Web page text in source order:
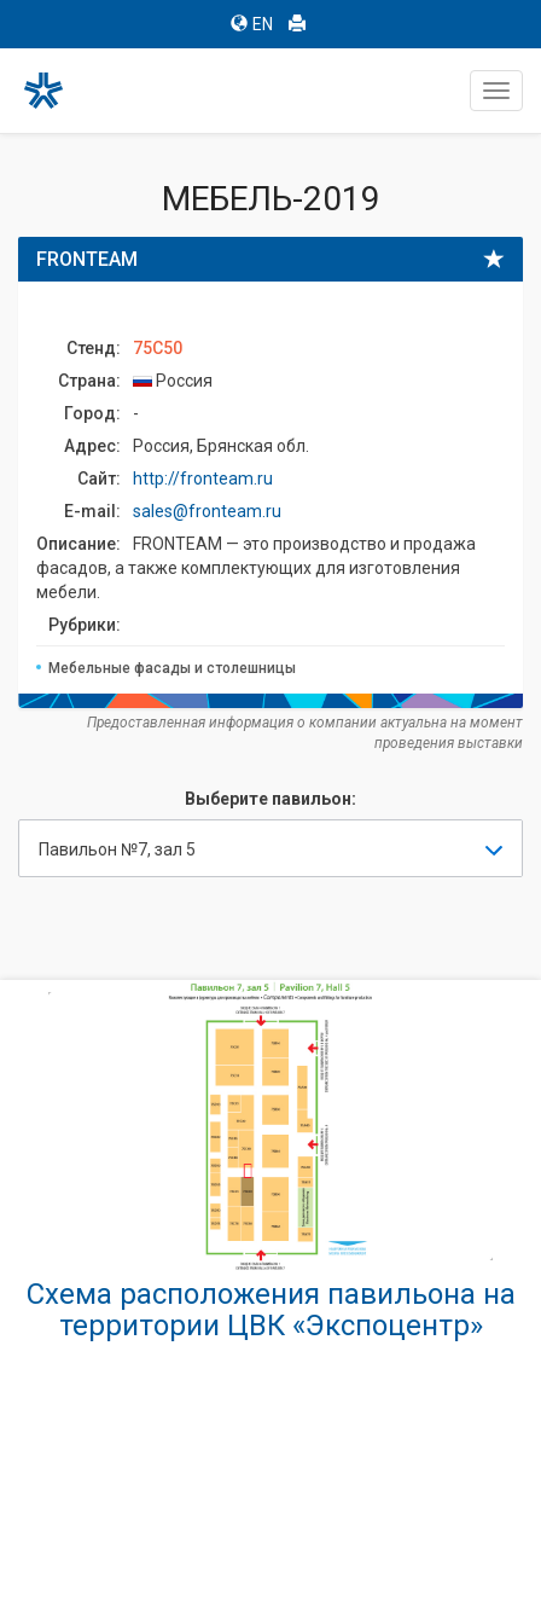
EN
МЕБЕЛЬ-2019
FRONTEAM
Стенд:
75C50
Страна:
Россия
Город:
-
Адрес:
Россия, Брянская обл.
Сайт:
http://fronteam.ru
E-mail:
sales@fronteam.ru
Описание:
FRONTEAM — это производство и продажа
фасадов, а также комплектующих для изготовления
мебели.
Рубрики:
Мебельные фасады и столешницы
Предоставленная информация о компании актуальна на момент
проведения выставки
Выберите павильон:
Павильон №7, зал 5
Схема расположения павильона на
территории ЦВК «Экспоцентр»